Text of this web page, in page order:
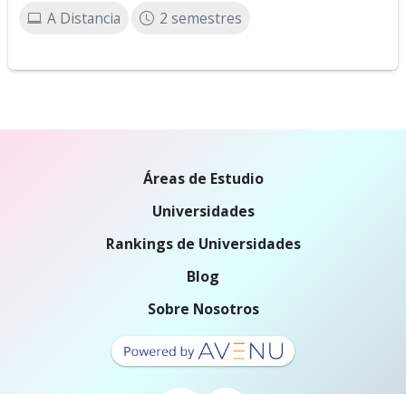
A Distancia 2 semestres
Áreas de Estudio
Universidades
Rankings de Universidades
Blog
Sobre Nosotros